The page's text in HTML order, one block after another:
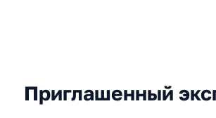
Выступления в сезоне
Приглашенный